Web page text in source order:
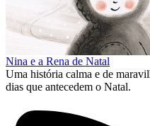
Nina e a Rena de Natal
Uma história calma e de
dias que antecedem o Natal.